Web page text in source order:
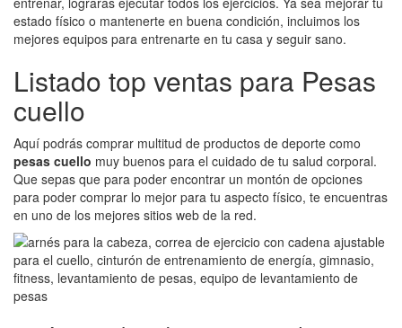
estado físico o mantenerte en buena condición, incluimos los
mejores equipos para entrenarte en tu casa y seguir sano.
Listado top ventas para Pesas
cuello
Aquí podrás comprar multitud de productos de deporte como
pesas cuello muy buenos para el cuidado de tu salud corporal.
Que sepas que para poder encontrar un montón de opciones
para poder comprar lo mejor para tu aspecto físico, te encuentras
en uno de los mejores sitios web de la red.